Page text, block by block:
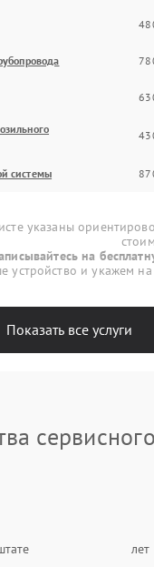
системы
указаны
на
и укажем на
Показать все услуги